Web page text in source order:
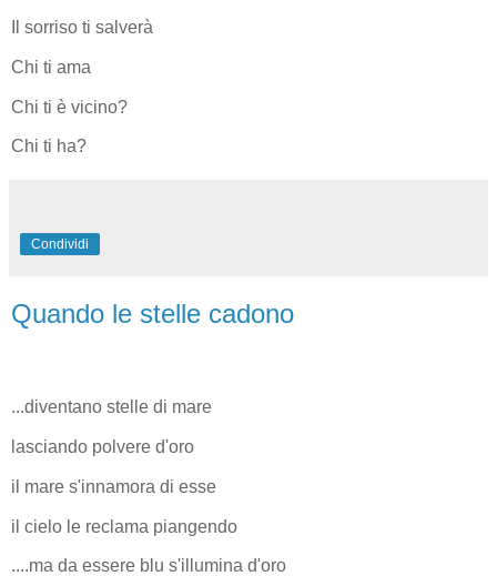
Il sorriso ti salverà
Chi ti ama
Chi ti è vicino?
Chi ti ha?
Condividi
Quando le stelle cadono
...diventano stelle di mare
lasciando polvere d'oro
il mare s'innamora di esse
il cielo le reclama piangendo
....ma da essere blu s'illumina d'oro